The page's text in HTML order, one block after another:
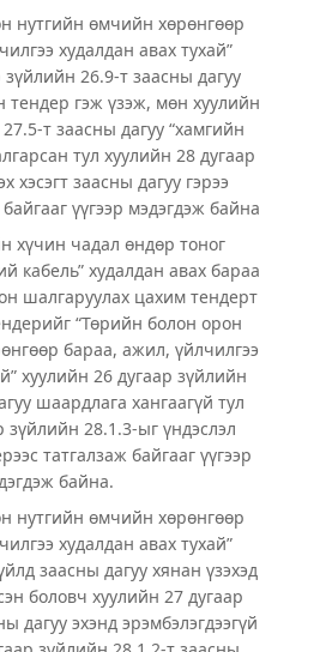
нутгийн өмчийн хөрөнгөөр
худалдан авах тухай”
26.9-т заасны дагуу
тендер гэж үзэж, мөн хуулийн
т заасны дагуу “хамгийн
тул хуулийн 28 дугаар
хэсэгт заасны дагуу гэрээ
үүгээр мэдэгдэж байна
хүчин чадал өндөр тоног
кабель” худалдан авах бараа
шалгаруулах цахим тендерт
“Төрийн болон орон
бараа, ажил, үйлчилгээ
хуулийн 26 дугаар зүйлийн
шаардлага хангаагүй тул
зүйлийн 28.1.3-ыг үндэслэл
татгалзаж байгааг үүгээр
байна.
нутгийн өмчийн хөрөнгөөр
худалдан авах тухай”
заасны дагуу хянан үзэхэд
боловч хуулийн 27 дугаар
дагуу эхэнд эрэмбэлэгдээгүй